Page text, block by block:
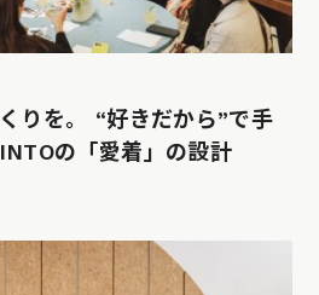
りを。 “好きだから”で手
の「愛着」の設計